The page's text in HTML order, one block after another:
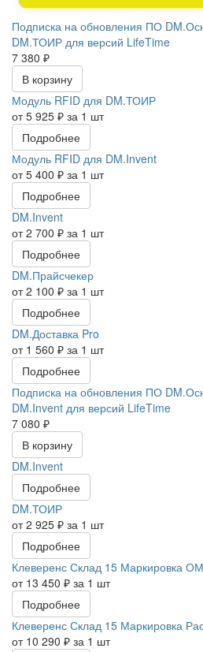
Подписка на обновления ПО
DM.ТОИР для версий LifeTime
7 380 ₽
В корзину
Модуль RFID для DM.ТОИР
от 5 925 ₽ за 1 шт
Подробнее
Модуль RFID для DM.Invent
от 5 400 ₽ за 1 шт
Подробнее
DM.Invent
от 2 700 ₽ за 1 шт
Подробнее
DM.Прайсчекер
от 2 100 ₽ за 1 шт
Подробнее
DM.Доставка Pro
от 1 560 ₽ за 1 шт
Подробнее
Подписка на обновления ПО
DM.Invent для версий LifeTime
7 080 ₽
В корзину
DM.Invent
Подробнее
DM.ТОИР
от 2 925 ₽ за 1 шт
Подробнее
Клеверенс Склад 15 Маркировка
от 13 450 ₽ за 1 шт
Подробнее
Клеверенс Склад 15 Маркировка
от 10 290 ₽ за 1 шт